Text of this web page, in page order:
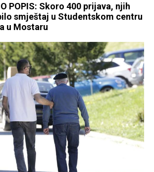
POPIS: Skoro 400 prijava, njih
smještaj u Studentskom centru
u Mostaru